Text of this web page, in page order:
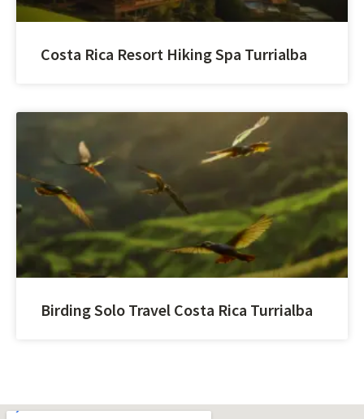
Costa Rica Resort Hiking Spa Turrialba
Birding Solo Travel Costa Rica Turrialba